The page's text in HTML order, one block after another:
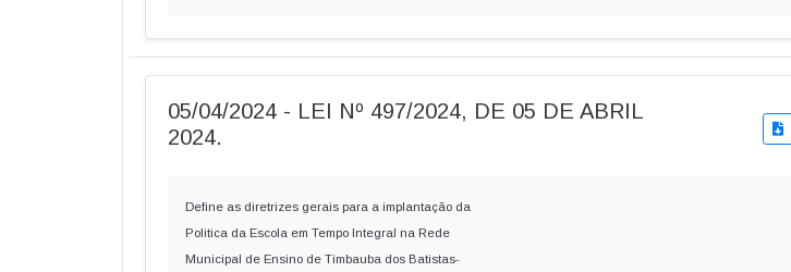
05/04/2024 - LEI Nº 497/2024, DE 05 DE ABRIL
2024.
Define as diretrizes gerais para a implantação da
Politica da Escola em Tempo Integral na Rede
Municipal de Ensino de Timbauba dos Batistas-